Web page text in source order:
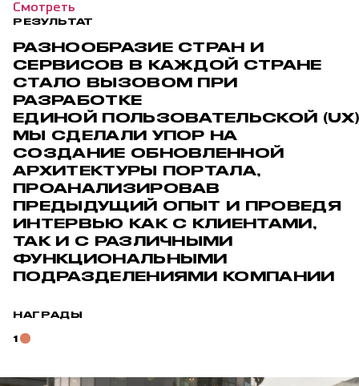
Смотреть
РЕЗУЛЬТАТ
РАЗНООБРАЗИЕ СТРАН И
СЕРВИСОВ В КАЖДОЙ СТРАНЕ
СТАЛО ВЫЗОВОМ ПРИ
РАЗРАБОТКЕ
ЕДИНОЙ ПОЛЬЗОВАТЕЛЬСКОЙ
МЫ СДЕЛАЛИ УПОР НА
СОЗДАНИЕ ОБНОВЛЕННОЙ
АРХИТЕКТУРЫ ПОРТАЛА,
ПРОАНАЛИЗИРОВАВ
ПРЕДЫДУЩИЙ ОПЫТ И ПРОВЕДЯ
ИНТЕРВЬЮ КАК С КЛИЕНТАМИ,
ТАК И С РАЗЛИЧНЫМИ
ФУНКЦИОНАЛЬНЫМИ
ПОДРАЗДЕЛЕНИЯМИ КОМПАНИИ
НАГРАДЫ
1